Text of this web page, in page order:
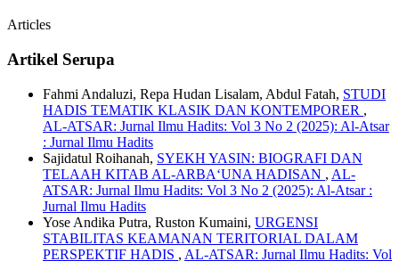
Articles
Artikel Serupa
Fahmi Andaluzi, Repa Hudan Lisalam, Abdul Fatah, STUDI
HADIS TEMATIK KLASIK DAN KONTEMPORER ,
AL-ATSAR: Jurnal Ilmu Hadits: Vol 3 No 2 (2025): Al-Atsar
: Jurnal Ilmu Hadits
Sajidatul Roihanah, SYEKH YASIN: BIOGRAFI DAN
TELAAH KITAB AL-ARBA‘UNA HADISAN , AL-
ATSAR: Jurnal Ilmu Hadits: Vol 3 No 2 (2025): Al-Atsar :
Jurnal Ilmu Hadits
Yose Andika Putra, Ruston Kumaini, URGENSI
STABILITAS KEAMANAN TERITORIAL DALAM
PERSPEKTIF HADIS , AL-ATSAR: Jurnal Ilmu Hadits: Vol